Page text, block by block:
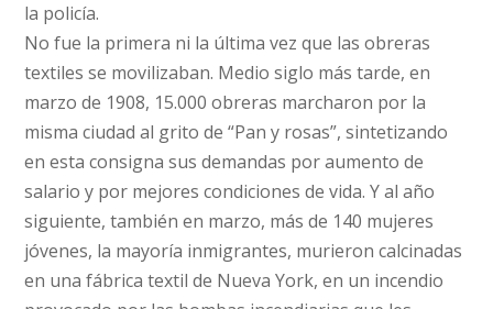
la policía.
No fue la primera ni la última vez que las obreras
textiles se movilizaban. Medio siglo más tarde, en
marzo de 1908, 15.000 obreras marcharon por la
misma ciudad al grito de “Pan y rosas”, sintetizando
en esta consigna sus demandas por aumento de
salario y por mejores condiciones de vida. Y al año
siguiente, también en marzo, más de 140 mujeres
jóvenes, la mayoría inmigrantes, murieron calcinadas
en una fábrica textil de Nueva York, en un incendio